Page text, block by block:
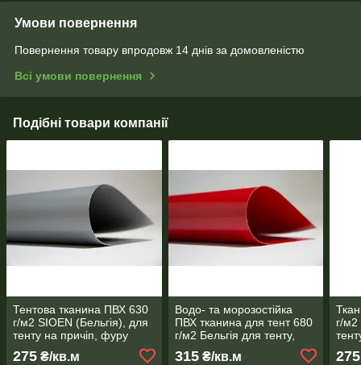
Умови повернення
Повернення товару впродовж 14 днів за домовленістю
Всі умови повернення
Подібні товари компанії
Тентова тканина ПВХ 630
г/м2 SIOEN (Бельгія), для
тенту на причіп, фуру
275 ₴/кв.м
Водо- та морозостійка
ПВХ тканина для тент 680
г/м2 Бельгія для тенту,
причепа, на фуру, намети
315₴/кв.м
г/м2
275